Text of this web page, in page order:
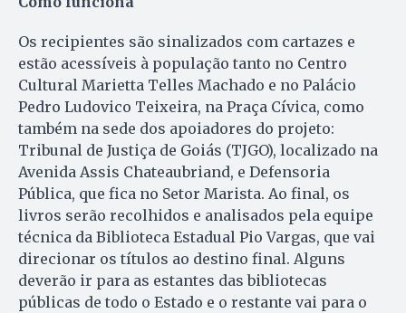
Os recipientes são sinalizados com cartazes e
estão acessíveis à população tanto no Centro
Cultural Marietta Telles Machado e no Palácio
Pedro Ludovico Teixeira, na Praça Cívica, como
também na sede dos apoiadores do projeto:
Tribunal de Justiça de Goiás (TJGO), localizado na
Avenida Assis Chateaubriand, e Defensoria
Pública, que fica no Setor Marista. Ao final, os
livros serão recolhidos e analisados pela equipe
técnica da Biblioteca Estadual Pio Vargas, que vai
direcionar os títulos ao destino final. Alguns
deverão ir para as estantes das bibliotecas
públicas de todo o Estado e o restante vai para o